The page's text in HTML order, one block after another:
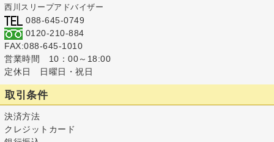
西川スリープアドバイザー
088-645-0749
0120-210-884
FAX:088-645-1010
営業時間 10：00～18:00
定休日 日曜日・祝日
取引条件
決済方法
クレジットカード